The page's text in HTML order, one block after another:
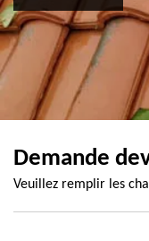
Demande
Veuillez remplir les